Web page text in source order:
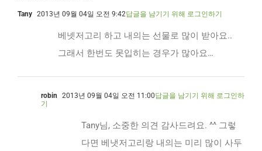
Tany 2013년 09월 04일 오전 9:42답글을 남기기 위해 로그인하기
베넷저고리 하고 내의는 선물로 많이 받아요..
그래서 한번도 못입히는 경우가 많아요…
robin 2013년 09월 04일 오전 11:00답글을 남기기 위해 로그인하
기
Tany님, 소중한 의견 감사드려요. ^^ 그렇
다면 베냇저고리랑 내의는 미리 많이 사두